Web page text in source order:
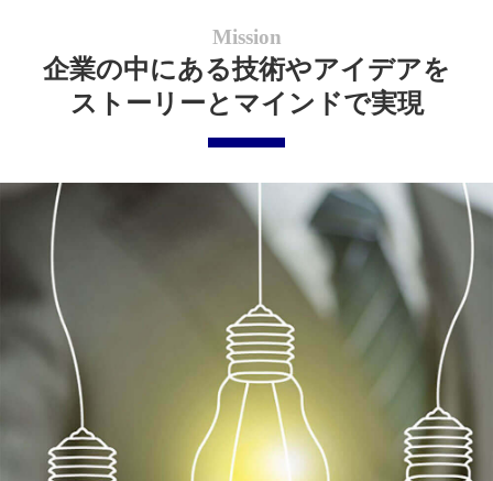
Mission
企業の中にある技術やアイデアを
ストーリーとマインドで実現